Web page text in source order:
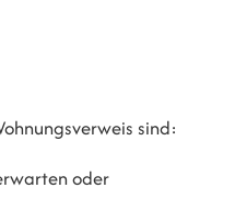
sind:
oder